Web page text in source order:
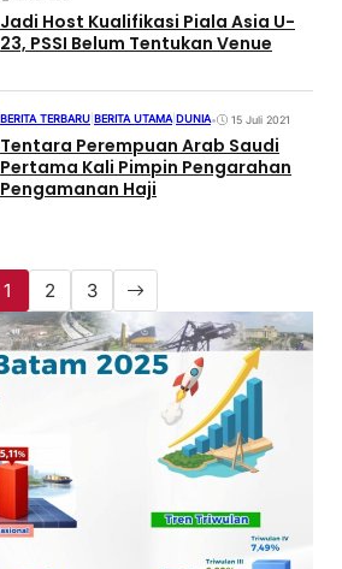
Jadi Host Kualifikasi Piala Asia U-
23, PSSI Belum Tentukan Venue
BERITA TERBARU BERITA UTAMA| DUNIA• 15 Juli 2021
Tentara Perempuan Arab Saudi
Pertama Kali Pimpin Pengarahan
Pengamanan Haji
1 2 3